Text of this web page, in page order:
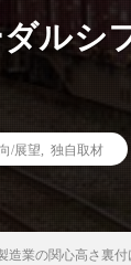
ルシ
/展望 独自取材
造業の関心高さ裏付